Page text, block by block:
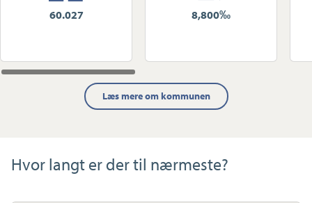
60.027 8,800‰
Læs mere om kommunen
Hvor langt er der til nærmeste?